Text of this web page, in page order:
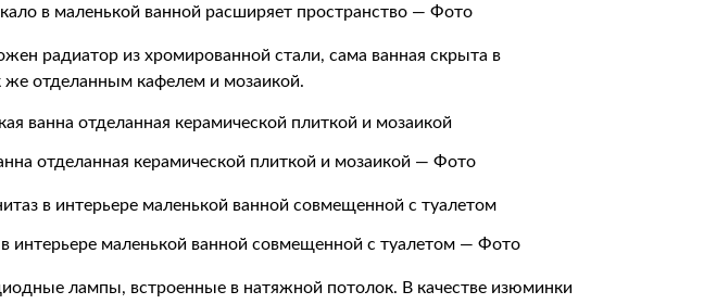
в маленькой ванной расширяет пространство — Фото
радиатор из хромированной стали, сама ванная скрыта в
же отделанным кафелем и мозаикой.
отделанная керамической плиткой и мозаикой — Фото
интерьере маленькой ванной совмещенной с туалетом — Фото
лампы, встроенные в натяжной потолок. В качестве изюминки